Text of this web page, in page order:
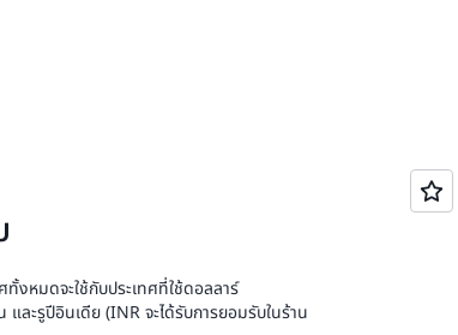
ทั้งหมดจะใช้กับประเทศที่ใช้ดอลลาร์
ละรูปีอินเดีย (INR จะได้รับการยอมรับในร้าน